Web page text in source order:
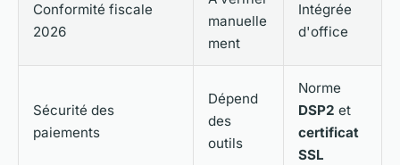
Conformité fiscale
2026
manuelle
ment
Intégrée
d'office
Sécurité des
paiements
Dépend
des
outils
Norme
DSP2 et
certificat
SSL